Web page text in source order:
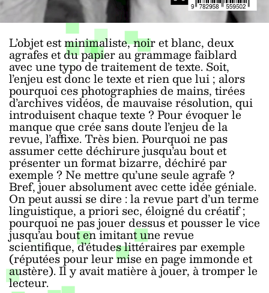
L’objet est minimaliste, noir et blanc, deux
agrafes et du papier au grammage faiblard
avec une typo de traitement de texte. Soit,
l’enjeu est donc le texte et rien que lui ; alors
pourquoi ces photographies de mains, tirées
d’archives vidéos, de mauvaise résolution, qui
introduisent chaque texte ? Pour évoquer le
manque que crée sans doute l’enjeu de la
revue, l’affixe. Très bien. Pourquoi ne pas
assumer cette déchirure jusqu’au bout et
présenter un format bizarre, déchiré par
exemple ? Ne mettre qu’une seule agrafe ?
Bref, jouer absolument avec cette idée géniale.
On peut aussi se dire : la revue part d’un terme
linguistique, a priori sec, éloigné du créatif ;
pourquoi ne pas jouer dessus et pousser le vice
jusqu’au bout en imitant une revue
scientifique, d’études littéraires par exemple
(réputées pour leur mise en page immonde et
austère). Il y avait matière à jouer, à tromper le
lecteur.